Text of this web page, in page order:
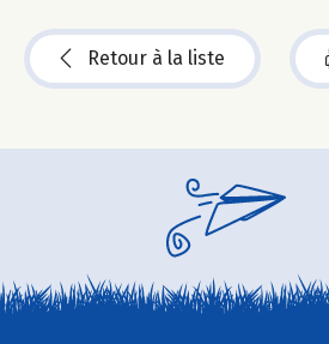
Retour à la liste